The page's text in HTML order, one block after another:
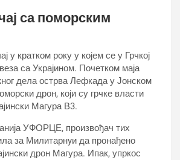
са поморским
у кратком року у којем се у Грчкој
са Украјином. Почетком маја
дела острва Лефкада у Јонском
дрон, који су грчке власти
Магура В3.
УФОРЦЕ, произвођач тих
за Милитарнyи да пронађено
дрон Магура. Ипак, упркос